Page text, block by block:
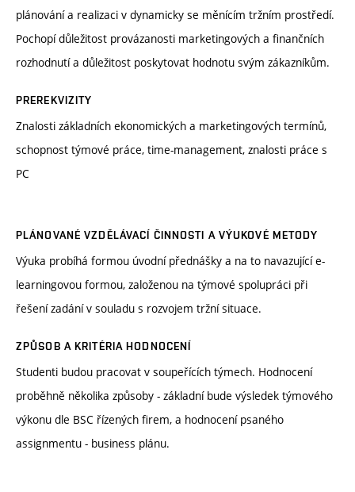
plánování a realizaci v dynamicky se měnícím tržním prostředí.
Pochopí důležitost provázanosti marketingových a finančních
rozhodnutí a důležitost poskytovat hodnotu svým zákazníkům.
PREREKVIZITY
Znalosti základních ekonomických a marketingových termínů,
schopnost týmové práce, time-management, znalosti práce s
PC
PLÁNOVANÉ VZDĚLÁVACÍ ČINNOSTI A VÝUKOVÉ METODY
Výuka probíhá formou úvodní přednášky a na to navazující e-
learningovou formou, založenou na týmové spolupráci při
řešení zadání v souladu s rozvojem tržní situace.
ZPŮSOB A KRITÉRIA HODNOCENÍ
Studenti budou pracovat v soupeřících týmech. Hodnocení
proběhně několika způsoby - základní bude výsledek týmového
výkonu dle BSC řízených firem, a hodnocení psaného
assignmentu - business plánu.